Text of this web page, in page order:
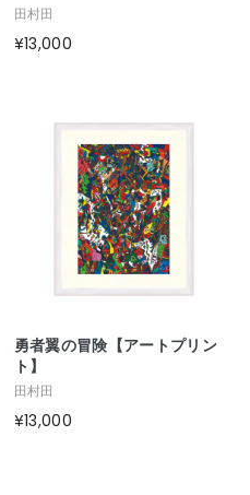
田村田
¥13,000
勇者翼の冒険【アートプリン
ト】
田村田
¥13,000